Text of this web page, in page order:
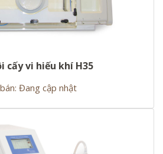
cấy vi hiếu khí H35
Đang cập nhật